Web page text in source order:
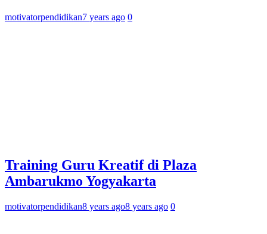
motivatorpendidikan7 years ago 0
Training Guru Kreatif di Plaza
Ambarukmo Yogyakarta
motivatorpendidikan8 years ago8 years ago 0